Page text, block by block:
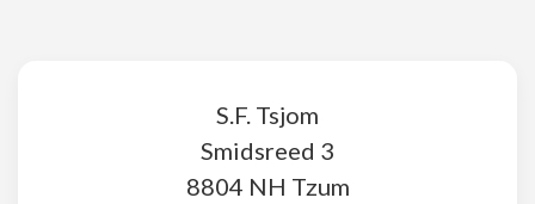
S.F. Tsjom
Smidsreed 3
8804 NH Tzum